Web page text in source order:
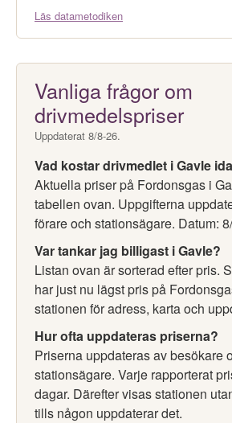
Läs datametodiken
Vanliga frågor om
drivmedelspriser
Uppdaterat 8/8-26.
Vad kostar drivmedlet i Gavle
Aktuella priser på Fordonsgas i
tabellen ovan. Uppgifterna
förare och stationsägare. Datum:
Var tankar jag billigast i Gavle?
Listan ovan är sorterad efter pris.
har just nu lägst pris på
stationen för adress, karta och
Hur ofta uppdateras priserna?
Priserna uppdateras av besökare
stationsägare. Varje rapporterat
dagar. Därefter visas stationen
tills någon uppdaterar det.